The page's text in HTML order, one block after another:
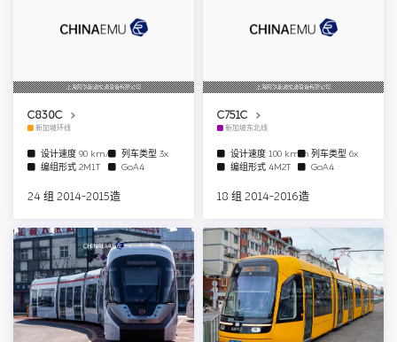
上海阿尔斯通交通设备有限公司
C830C
新加坡环线
设计速度 90 km/h 列车类型 3x
编组形式 2M1T GoA4
24 组 2014-2015造
上海阿尔斯通交通设备有限公司
C751C
新加坡东北线
设计速度 100 km/h列车类型 6x
编组形式 4M2T GoA4
18 组 2014-2016造